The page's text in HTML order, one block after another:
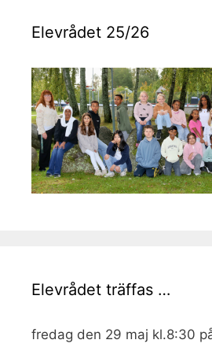
Elevrådet 25/26
Elevrådet träffas …
fredag den 29 maj kl.8:30